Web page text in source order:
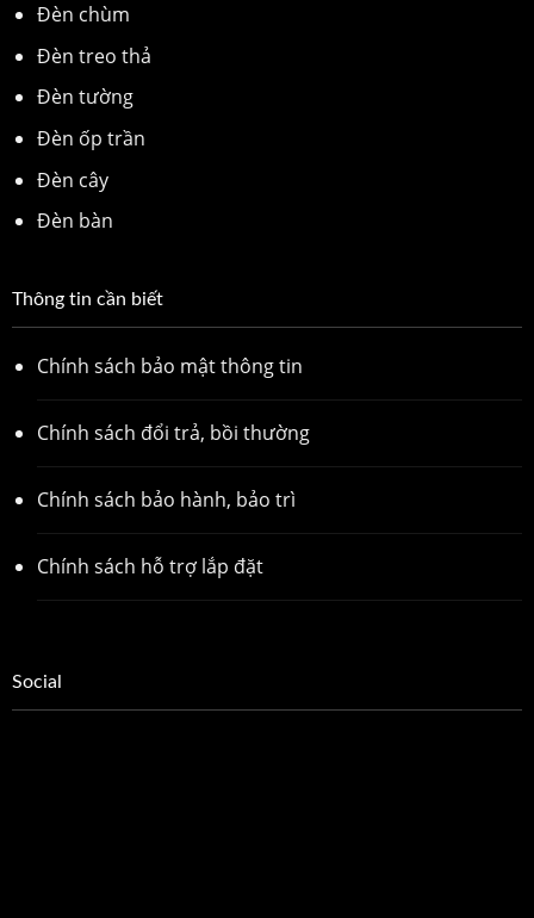
Đèn chùm
Đèn treo thả
Đèn tường
Đèn ốp trần
Đèn cây
Đèn bàn
Thông tin cần biết
Chính sách bảo mật thông tin
Chính sách đổi trả, bồi thường
Chính sách bảo hành, bảo trì
Chính sách hỗ trợ lắp đặt
Social